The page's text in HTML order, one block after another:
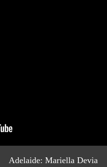
Adelaide: Mariella Devia